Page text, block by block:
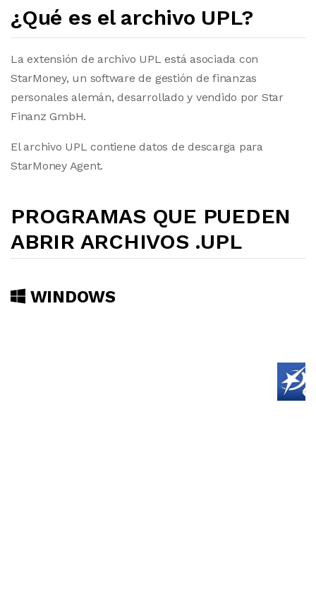
¿Qué es el archivo UPL?
La extensión de archivo UPL está asociada con
StarMoney, un software de gestión de finanzas
personales alemán, desarrollado y vendido por Star
Finanz GmbH.
El archivo UPL contiene datos de descarga para
StarMoney Agent.
PROGRAMAS QUE PUEDEN
ABRIR ARCHIVOS .UPL
WINDOWS